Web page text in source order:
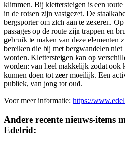
klimmen. Bij klettersteigen is een route
in de rotsen zijn vastgezet. De
bergsporter om zich aan te zekeren.
passages op de route zijn trappen en
gebruik te maken van deze elementen
bereiken die bij met bergwandelen niet
worden. Klettersteigen kan op
worden: van heel makkelijk zodat ook
kunnen doen tot zeer moeilijk. Een
publiek, van jong tot oud.
Voor meer informatie: https://
Andere recente nieuws-items
Edelrid: